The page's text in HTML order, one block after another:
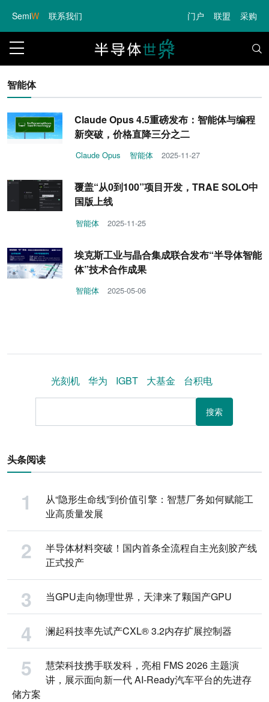
SemiW 联系我们 门户 联盟 采购
智能体
Claude Opus 4.5重磅发布：智能体与编程
新突破，价格直降三分之二
Claude Opus 智能体 2025-11-27
覆盖“从0到100”项目开发，TRAE SOLO中
国版上线
智能体 2025-11-25
埃克斯工业与晶合集成联合发布“半导体智能
体”技术合作成果
智能体 2025-05-06
光刻机 华为 IGBT 大基金 台积电
搜索
头条阅读
从“隐形生命线”到价值引擎：智慧厂务如何赋能工
业高质量发展
半导体材料突破！国内首条全流程自主光刻胶产线
正式投产
当GPU走向物理世界，天津来了颗国产GPU
澜起科技率先试产CXL® 3.2内存扩展控制器
慧荣科技携手联发科，亮相 FMS 2026 主题演
讲，展示面向新一代 AI-Ready汽车平台的先进存
储方案